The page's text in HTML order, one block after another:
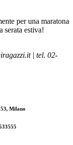
per una maratona
serata estiva!
| tel. 02-
Milano